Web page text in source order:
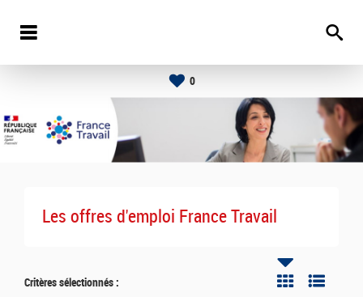
0
Les offres d'emploi France Travail
Critères sélectionnés :